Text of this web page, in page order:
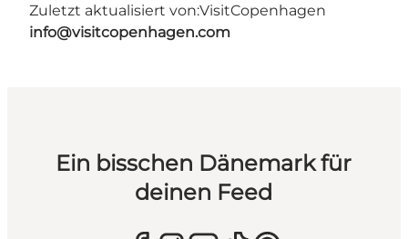
Zuletzt aktualisiert von:VisitCopenhagen
info@visitcopenhagen.com
Ein bisschen Dänemark für
deinen Feed